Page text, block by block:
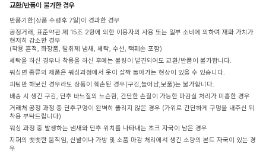
교환/반품이 불가한 경우
반품기한(상품 수령후 7일)이 경과한 경우
공정거래, 표준약관 제 15조 2항에 의한 이용자의 사용 또는 일부 소비에 의하여 재화 가치가
현저히 감소한 경우
(착용 흔적, 화장품, 탈취제 냄새, 세탁, 수선, 택훼손 포함)
세탁을 하신 경우나 착용을 하신 후에는 불량이 발견되어도 교환/반품이 불가합니다.
워싱면 종류의 제품은 워싱과정에서 옷이 살짝 돌아가는 현상이 있을 수 있습니다.
피팅만 해보신 경우라도 상품이 훼손된 경우(구김,늘어남,보풀)는 불가합니다.
배송 시 생긴 구김, 단추 바느질의 느슨함, 간단한 손질이 가능한 마감실 처리가 미흡한 경우
거래처 공정 과정 중 단추구멍이 완벽히 뚫리지 않은 경우 (가위로 간단하게 구멍을 내주신 뒤
착용 부탁드립니다)
워싱 과정 중 발생하는 냄새와 단추 위치를 나타내는 초크 자국이 남은 경우
지퍼의 뻣뻣한 움직임, 신발이나 가방 및 소품 마감 처리에서 생긴 소량의 본드 자국이 있는 경
우